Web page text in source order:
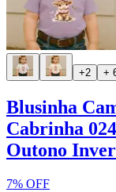
+2 +
Blusinha
Cabrinha
Outono
7% OFF